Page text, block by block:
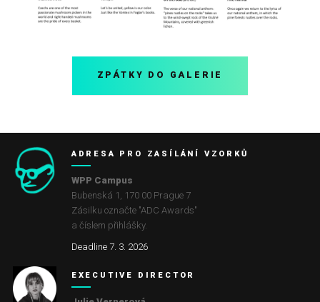
ZPÁTKY DO GALERIE
ADRESA PRO ZASÍLÁNÍ VZORKŮ
WPP Campus
Bubenská 1, 170 00 Prague 7
Zásilku označte "ADC Awards"
a číslem přihlášky.
Deadline 7. 3. 2026
EXECUTIVE DIRECTOR